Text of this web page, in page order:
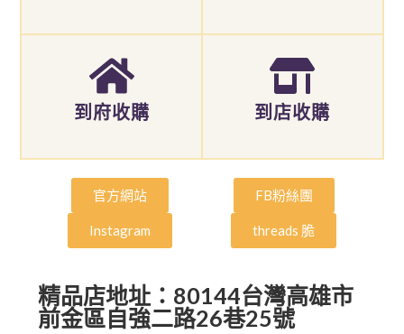
到府收購 到店收購
官方網站 FB粉絲團
Instagram threads 脆
精品店地址：80144台灣高雄市
前金區自強二路26巷25號